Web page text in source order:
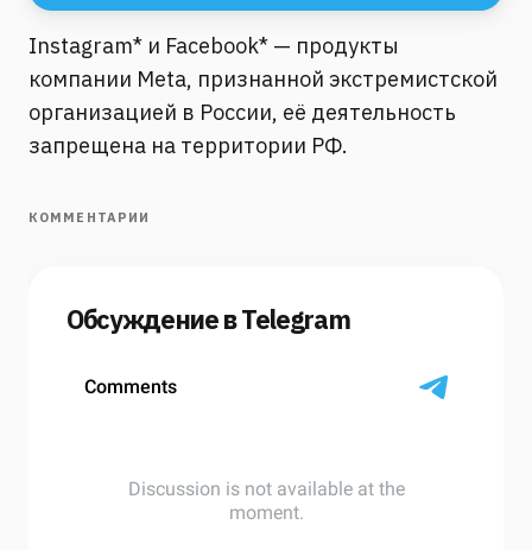
Instagram* и Facebook* — продукты
компании Meta, признанной экстремистской
организацией в России, её деятельность
запрещена на территории РФ.
КОММЕНТАРИИ
Обсуждение в Telegram